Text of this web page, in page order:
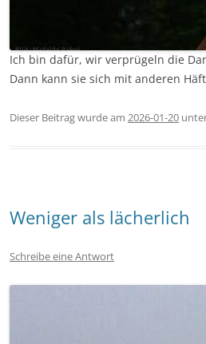
Ich bin dafür, wir verprügeln die
Dann kann sie sich mit anderen
Dieser Beitrag wurde am 2026-01-20
Weniger als lächerlich
Schreibe eine Antwort